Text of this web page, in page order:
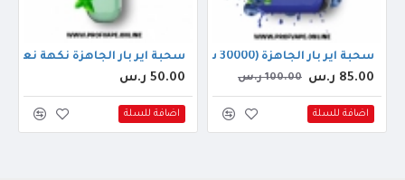
سحبة اير بار الجاهزة (30000 سحبة) بلو بيري
85.00 ر.س 100.00 ر.س
اضافة للسلة
سحبة اير بار الجاهزة نكهة نعناع (500 سحبه)
50.00 ر.س
اضافة للسلة